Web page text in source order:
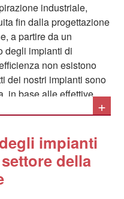
esplosione.industriale,
fin dalla progettazione
a partire da un
degli impianti di
non esistono
dei nostri impianti sono
in base alle effettive
prevedere un
rumori: in quanto
di progettare
questo elemento.
+
impianti
della